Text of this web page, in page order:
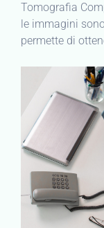
Tomografia
le immagini
permette di